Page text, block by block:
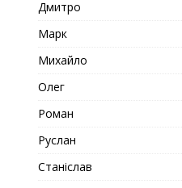
Дмитро
Марк
Михайло
Олег
Роман
Руслан
Станіслав